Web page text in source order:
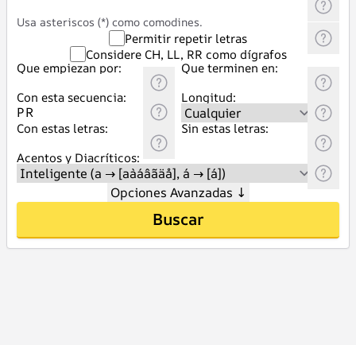
Usa asteriscos (*) como comodines.
Permitir repetir letras
Considere CH, LL, RR como dígrafos
Que empiezan por:
Que terminen en:
Con esta secuencia:
Longitud:
Con estas letras:
Sin estas letras:
Acentos y Diacríticos:
Opciones Avanzadas ↓
Buscar